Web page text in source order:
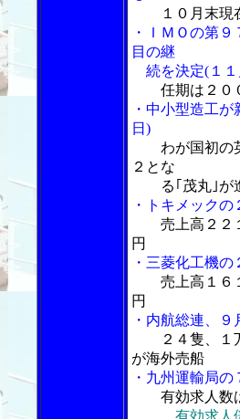
１０月末現
・ＩＭＯの第
目の継
続を決定(１１
任期は２０
・中小型造工
日)
わが国初の
２とな
る｢茂丸｣が
・トキメック
売上高２２
円
・三菱化工機
売上高１６
円
・内航総連、
２４隻、１万
が海外売船
・九州運輸局
有効求人数
有効求人